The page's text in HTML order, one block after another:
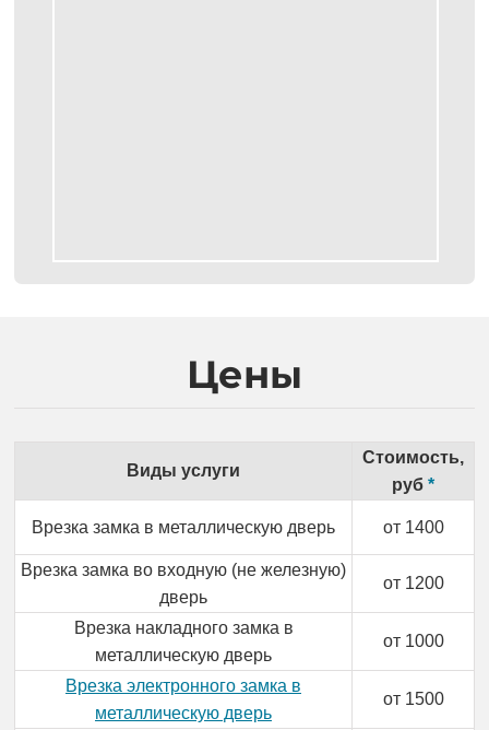
Цены
Виды услуги
Стоимость,
руб *
Врезка замка в металлическую дверь от 1400
Врезка замка во входную (не железную)
дверь
от 1200
Врезка накладного замка в
металлическую дверь
от 1000
Врезка электронного замка в
металлическую дверь
от 1500